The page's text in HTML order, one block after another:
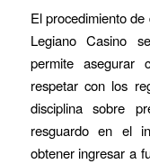
El procedimiento
Legiano Casino
permite asegurar
respetar con los
disciplina sobre
resguardo en el
obtener ingresar a